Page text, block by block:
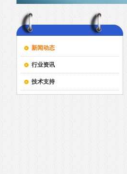
新闻动态
行业资讯
技术支持